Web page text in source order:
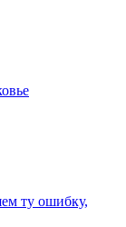
ту ошибку,